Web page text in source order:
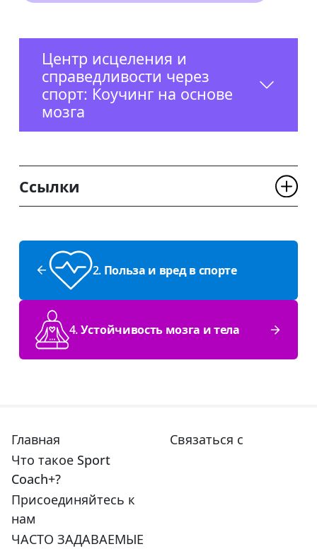
Центр исцеления и
справедливости через
спорт: Коучинг на основе
мозга
Ссылки
2. Польза и вред в спорте
4. Устойчивость мозга и тела
Главная
Что такое Sport
Coach+?
Присоединяйтесь к
нам
ЧАСТО ЗАДАВАЕМЫЕ
Связаться с